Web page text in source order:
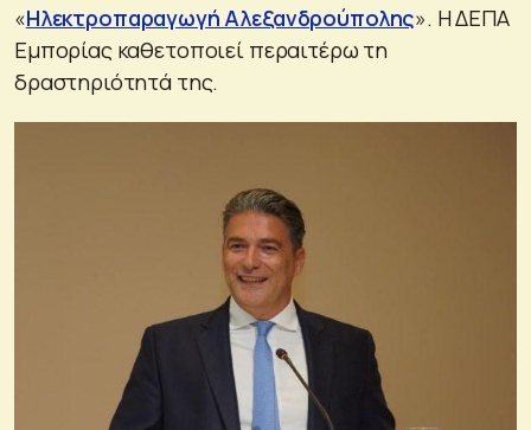
«Ηλεκτροπαραγωγή Αλεξανδρούπολης». Η ΔΕΠΑ
Εμπορίας καθετοποιεί περαιτέρω τη
δραστηριότητά της.